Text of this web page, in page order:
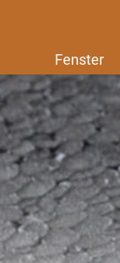
Fenster